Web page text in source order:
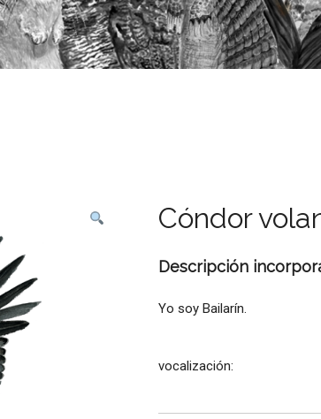
Cóndor
Descripción
Yo soy Bailarín.
vocalización: